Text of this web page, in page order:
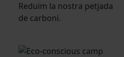
Reduïm la nostra petjada
de carboni.